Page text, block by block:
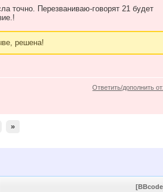
точно. Перезваниваю-говорят 21 будет
решена!
Ответить/дополнить
»